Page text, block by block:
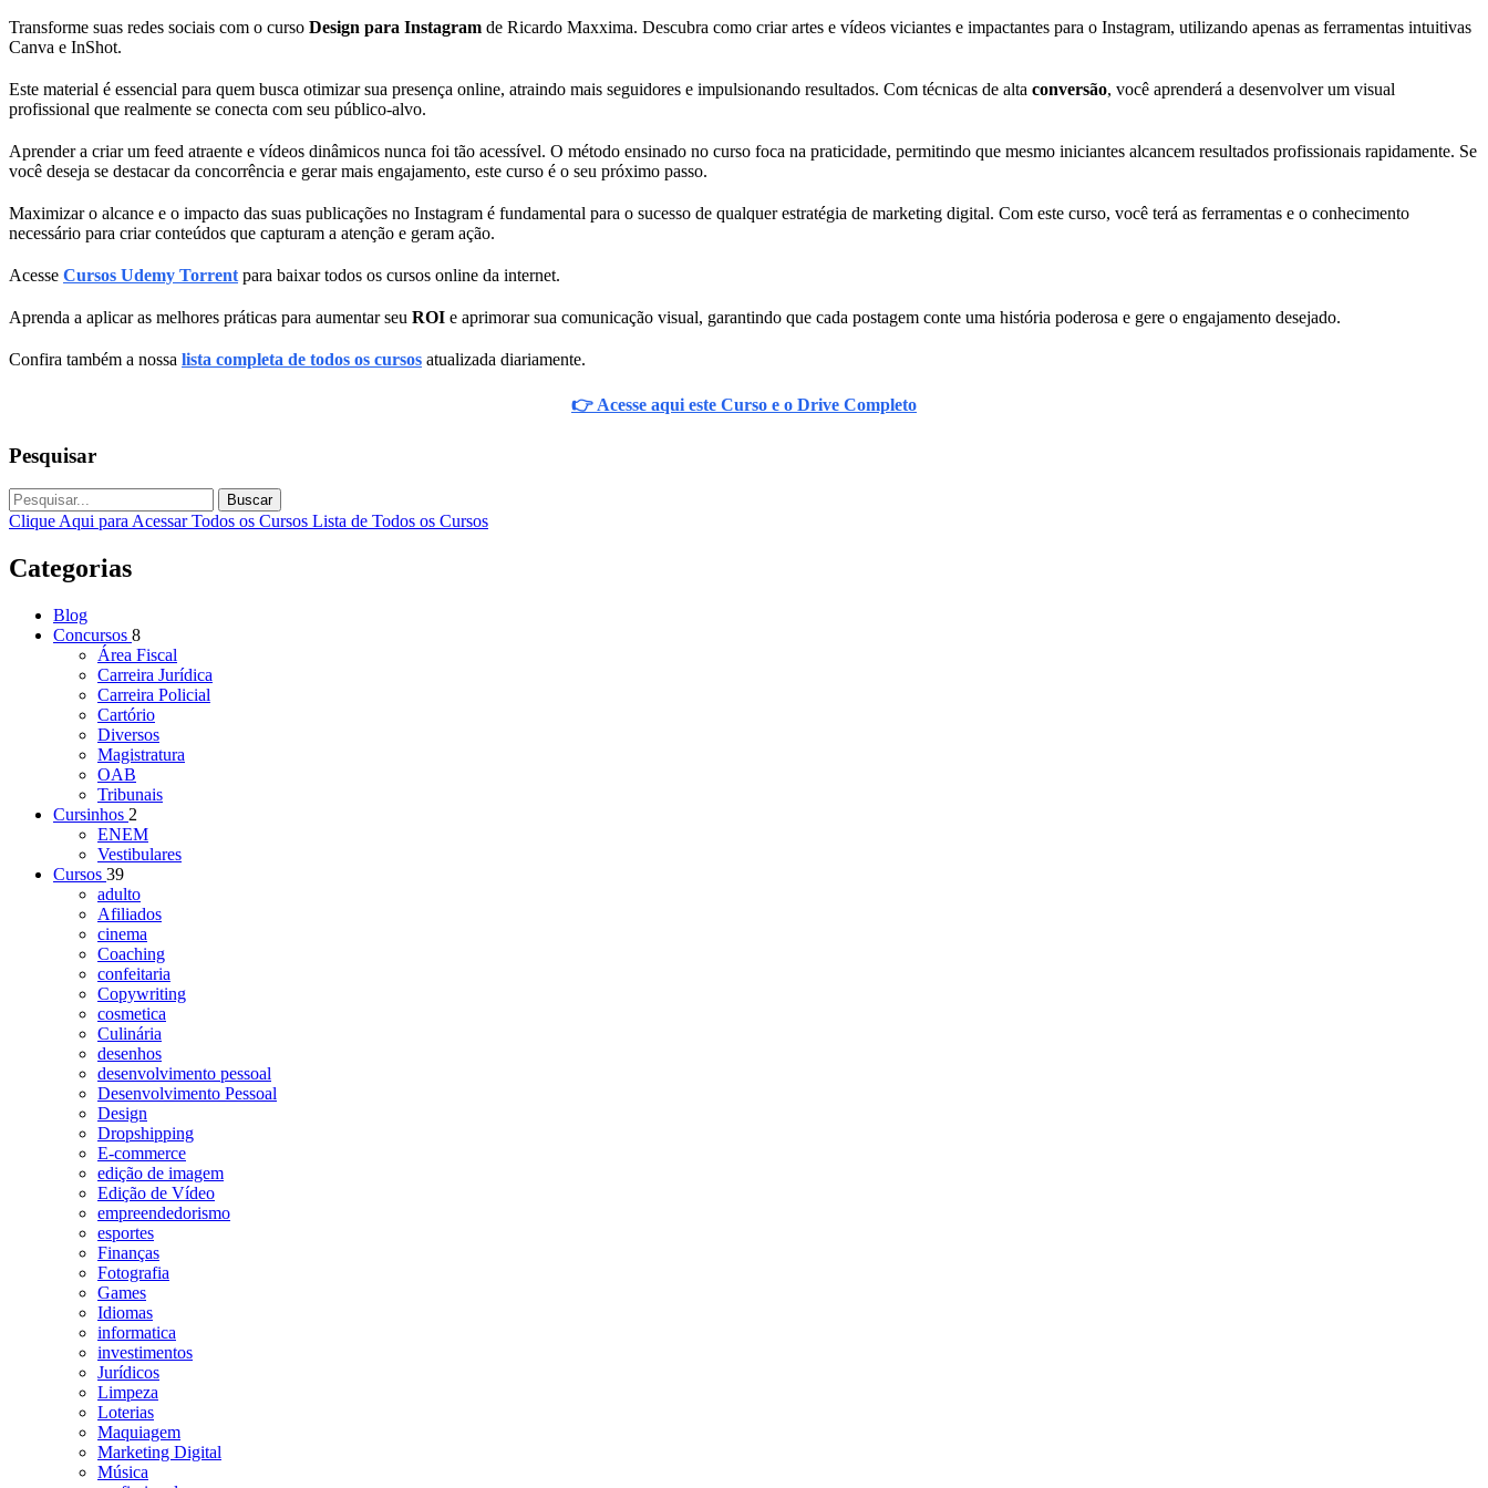
Transforme suas redes sociais com o curso Design para Instagram de Ricardo Maxxima. Descubra como criar artes e vídeos viciantes e impactantes para o Instagram, utilizando apenas as ferramentas intuitivas
Canva e InShot.
Este material é essencial para quem busca otimizar sua presença online, atraindo mais seguidores e impulsionando resultados. Com técnicas de alta conversão, você aprenderá a desenvolver um visual
profissional que realmente se conecta com seu público-alvo.
Aprender a criar um feed atraente e vídeos dinâmicos nunca foi tão acessível. O método ensinado no curso foca na praticidade, permitindo que mesmo iniciantes alcancem resultados profissionais rapidamente. Se
você deseja se destacar da concorrência e gerar mais engajamento, este curso é o seu próximo passo.
Maximizar o alcance e o impacto das suas publicações no Instagram é fundamental para o sucesso de qualquer estratégia de marketing digital. Com este curso, você terá as ferramentas e o conhecimento
necessário para criar conteúdos que capturam a atenção e geram ação.
Acesse Cursos Udemy Torrent para baixar todos os cursos online da internet.
Aprenda a aplicar as melhores práticas para aumentar seu ROI e aprimorar sua comunicação visual, garantindo que cada postagem conte uma história poderosa e gere o engajamento desejado.
Confira também a nossa lista completa de todos os cursos atualizada diariamente.
👉 Acesse aqui este Curso e o Drive Completo
Pesquisar
Buscar
Clique Aqui para Acessar Todos os Cursos Lista de Todos os Cursos
Categorias
Blog
Concursos 8
Área Fiscal
Carreira Jurídica
Carreira Policial
Cartório
Diversos
Magistratura
OAB
Tribunais
Cursinhos 2
ENEM
Vestibulares
Cursos 39
adulto
Afiliados
cinema
Coaching
confeitaria
Copywriting
cosmetica
Culinária
desenhos
desenvolvimento pessoal
Desenvolvimento Pessoal
Design
Dropshipping
E-commerce
edição de imagem
Edição de Vídeo
empreendedorismo
esportes
Finanças
Fotografia
Games
Idiomas
informatica
investimentos
Jurídicos
Limpeza
Loterias
Maquiagem
Marketing Digital
Música